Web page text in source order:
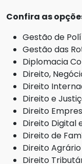
Confira as
Gestão de
Gestão das
Diplomacia
Direito,
Direito
Direito e
Direito
Direito Digital
Direito de
Direito
Direito